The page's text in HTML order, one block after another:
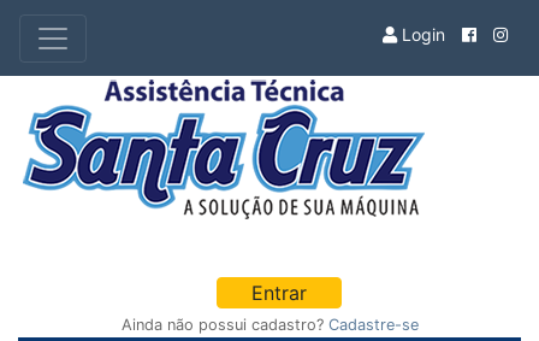
Login
Entrar
Ainda não possui cadastro? Cadastre-se